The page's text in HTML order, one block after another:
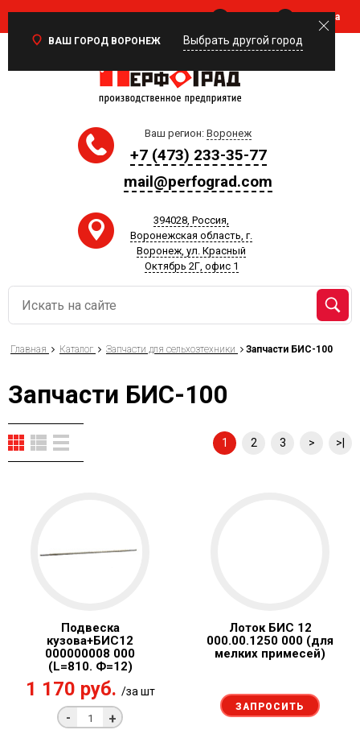
Корзина
ВАШ ГОРОД ВОРОНЕЖ Выбрать другой город
Ваш регион: Воронеж
+7 (473) 233-35-77
mail@perfograd.com
394028, Россия,
Воронежская область, г.
Воронеж, ул. Красный
Октябрь 2Г, офис 1
Главная Каталог Запчасти для сельхозтехники Запчасти БИС-100
Запчасти БИС-100
1 2 3 > >|
Подвеска
кузова+БИС12
000000008 000
(L=810. Ф=12)
1 170 руб. /за шт
- +
Лоток БИС 12
000.00.1250 000 (для
мелких примесей)
ЗАПРОСИТЬ